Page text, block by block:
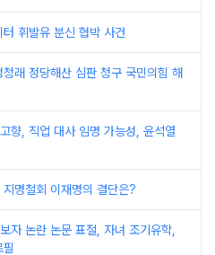
휘발유 분신 협박 사건
래 정당해산 심판 청구 국민의힘 해
향, 직업 대사 임명 가능성, 윤석열
명철회 이재명의 결단은?
자 논란 논문 표절, 자녀 조기유학,